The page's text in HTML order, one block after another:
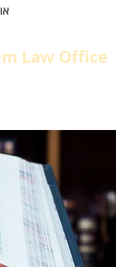
Law Office